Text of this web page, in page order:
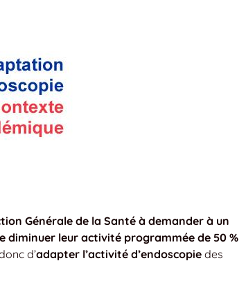
Générale de la Santé à demander à un
diminuer leur activité programmée de 50 %
d’adapter l’activité d’endoscopie des